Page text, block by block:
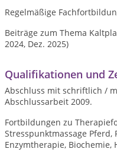
Regelmäßige
Beiträge zum Thema
2024, Dez. 2025)
Qualifikationen und
Abschluss mit schriftlich /
Abschlussarbeit 2009.
Fortbildungen zu
Stresspunktmassage Pferd,
Enzymtherapie, Biochemie,